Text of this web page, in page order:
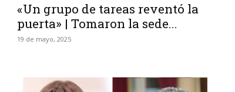
«Un grupo de tareas reventó la
puerta» | Tomaron la sede...
19 de mayo, 2025